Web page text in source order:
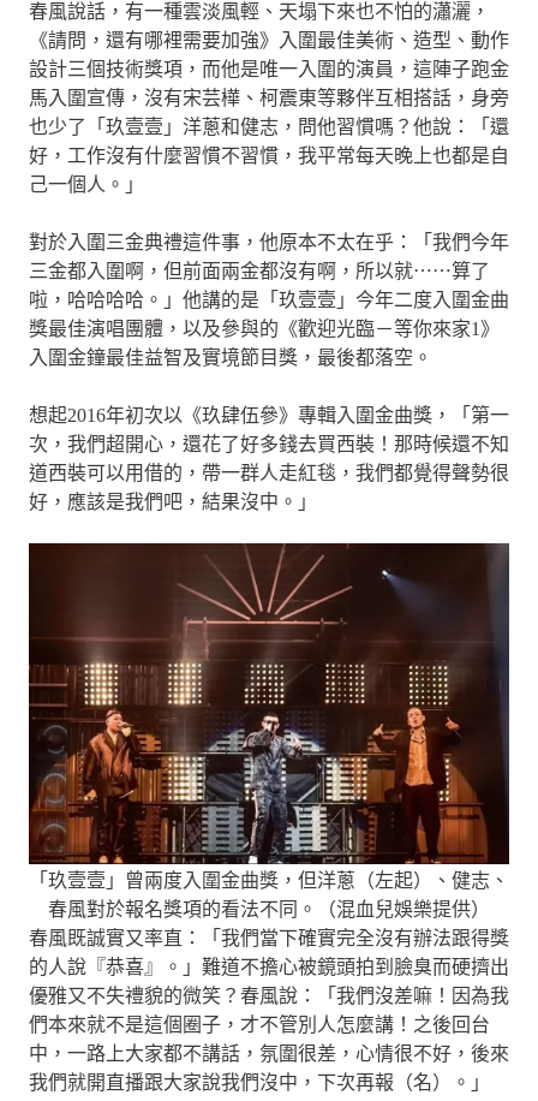
春風說話，有一種雲淡風輕、天塌下來也不怕的瀟灑，
《請問，還有哪裡需要加強》入圍最佳美術、造型、動作
設計三個技術獎項，而他是唯一入圍的演員，這陣子跑金
馬入圍宣傳，沒有宋芸樺、柯震東等夥伴互相搭話，身旁
也少了「玖壹壹」洋蔥和健志，問他習慣嗎？他說：「還
好，工作沒有什麼習慣不習慣，我平常每天晚上也都是自
己一個人。」
對於入圍三金典禮這件事，他原本不太在乎：「我們今年
三金都入圍啊，但前面兩金都沒有啊，所以就⋯⋯算了
啦，哈哈哈哈。」他講的是「玖壹壹」今年二度入圍金曲
獎最佳演唱團體，以及參與的《歡迎光臨－等你來家1》
入圍金鐘最佳益智及實境節目獎，最後都落空。
想起2016年初次以《玖肆伍參》專輯入圍金曲獎，「第一
次，我們超開心，還花了好多錢去買西裝！那時候還不知
道西裝可以用借的，帶一群人走紅毯，我們都覺得聲勢很
好，應該是我們吧，結果沒中。」
「玖壹壹」曾兩度入圍金曲獎，但洋蔥（左起）、健志、
春風對於報名獎項的看法不同。（混血兒娛樂提供）
春風既誠實又率直：「我們當下確實完全沒有辦法跟得獎
的人說『恭喜』。」難道不擔心被鏡頭拍到臉臭而硬擠出
優雅又不失禮貌的微笑？春風說：「我們沒差嘛！因為我
們本來就不是這個圈子，才不管別人怎麼講！之後回台
中，一路上大家都不講話，氛圍很差，心情很不好，後來
我們就開直播跟大家說我們沒中，下次再報（名）。」